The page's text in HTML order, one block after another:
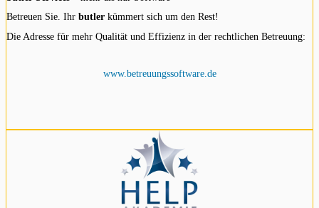
Betreuen Sie. Ihr butler kümmert sich um den Rest!
Die Adresse für mehr Qualität und Effizienz in der rechtlichen Betreuung:
www.betreuungssoftware.de